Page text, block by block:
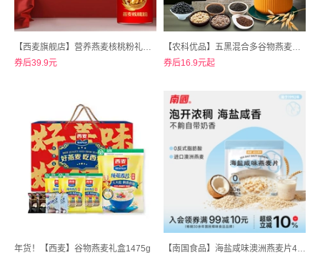
【西麦旗舰店】营养燕麦核桃粉礼盒1kg
券后39.9元
【农科优品】五黑混合多谷物燕麦片530g
券后16.9元起
年货！【西麦】谷物燕麦礼盒1475g 【南国食品】海盐咸味澳洲燕麦片450g